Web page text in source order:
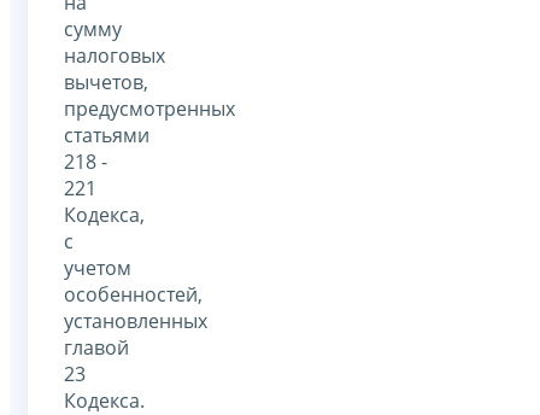
сумму
налоговых
вычетов,
предусмотренных
статьями
218 -
221
Кодекса,
с
учетом
особенностей,
установленных
главой
23
Кодекса.